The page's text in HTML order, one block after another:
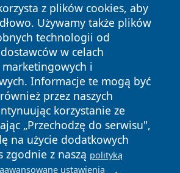
z plików cookies, aby
Używamy także plików
technologii od
w celach
i
Informacje te mogą być
przez naszych
korzystanie ze
„Przechodzę do serwisu",
na użycie dodatkowych
zgodnie z naszą polityką
ustawienia .
Wszystkie prawa
Polityka
Prywatności
Polityka
Cookies